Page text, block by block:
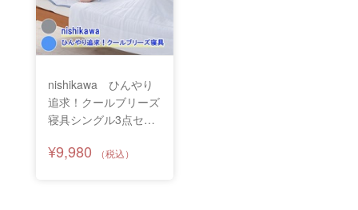
nishikawa ひんやり
追求！クールブリーズ
寝具シングル3点セッ
¥9,980